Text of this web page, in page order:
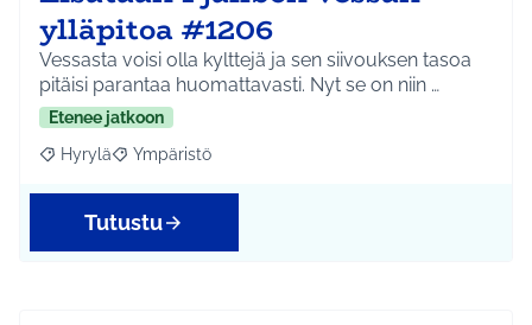
ylläpitoa #1206
Vessasta voisi olla kylttejä ja sen siivouksen tasoa
pitäisi parantaa huomattavasti. Nyt se on niin …
Etenee jatkoon
Rajaa tulokset aihepiirin mukaan: Hyrylä
Hyrylä Rajaa tulokset teeman mukaan: Ympäristö
Ympäristö
Tutustu